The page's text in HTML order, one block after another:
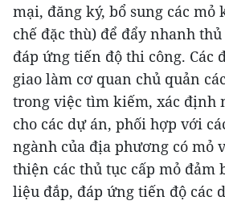
mại, đăng ký, bổ sung các mỏ
chế đặc thù) để đẩy nhanh
đáp ứng tiến độ thi công. Các
giao làm cơ quan chủ quản
trong việc tìm kiếm, xác định
cho các dự án, phối hợp với
ngành của địa phương có mỏ
thiện các thủ tục cấp mỏ đảm
liệu đắp, đáp ứng tiến độ các